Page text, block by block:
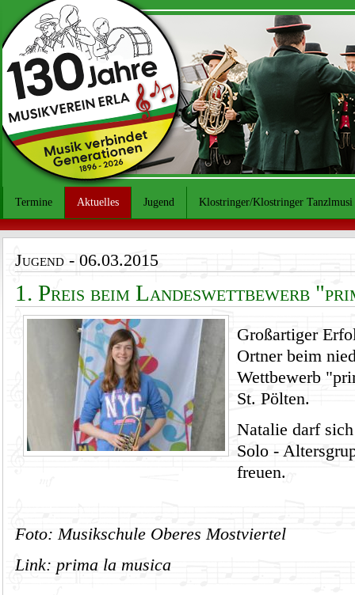
Termine Aktuelles Jugend Klostringer/Klostringer Tanzlmusi
Jugend- 06.03.2015
1. Preis beim Landeswettbewerb
Großartiger
Ortner beim n
Wettbewerb
St. Pölten.
Natalie darf
Solo -
freuen.
Foto: Musikschule Oberes Mostviertel
Link: prima la musica